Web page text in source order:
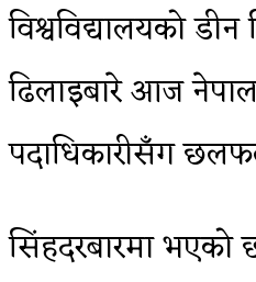
विश्वविद्यालयको
ढिलाइबारे आज
पदाधिकारीसँग
सिंहदरबारमा